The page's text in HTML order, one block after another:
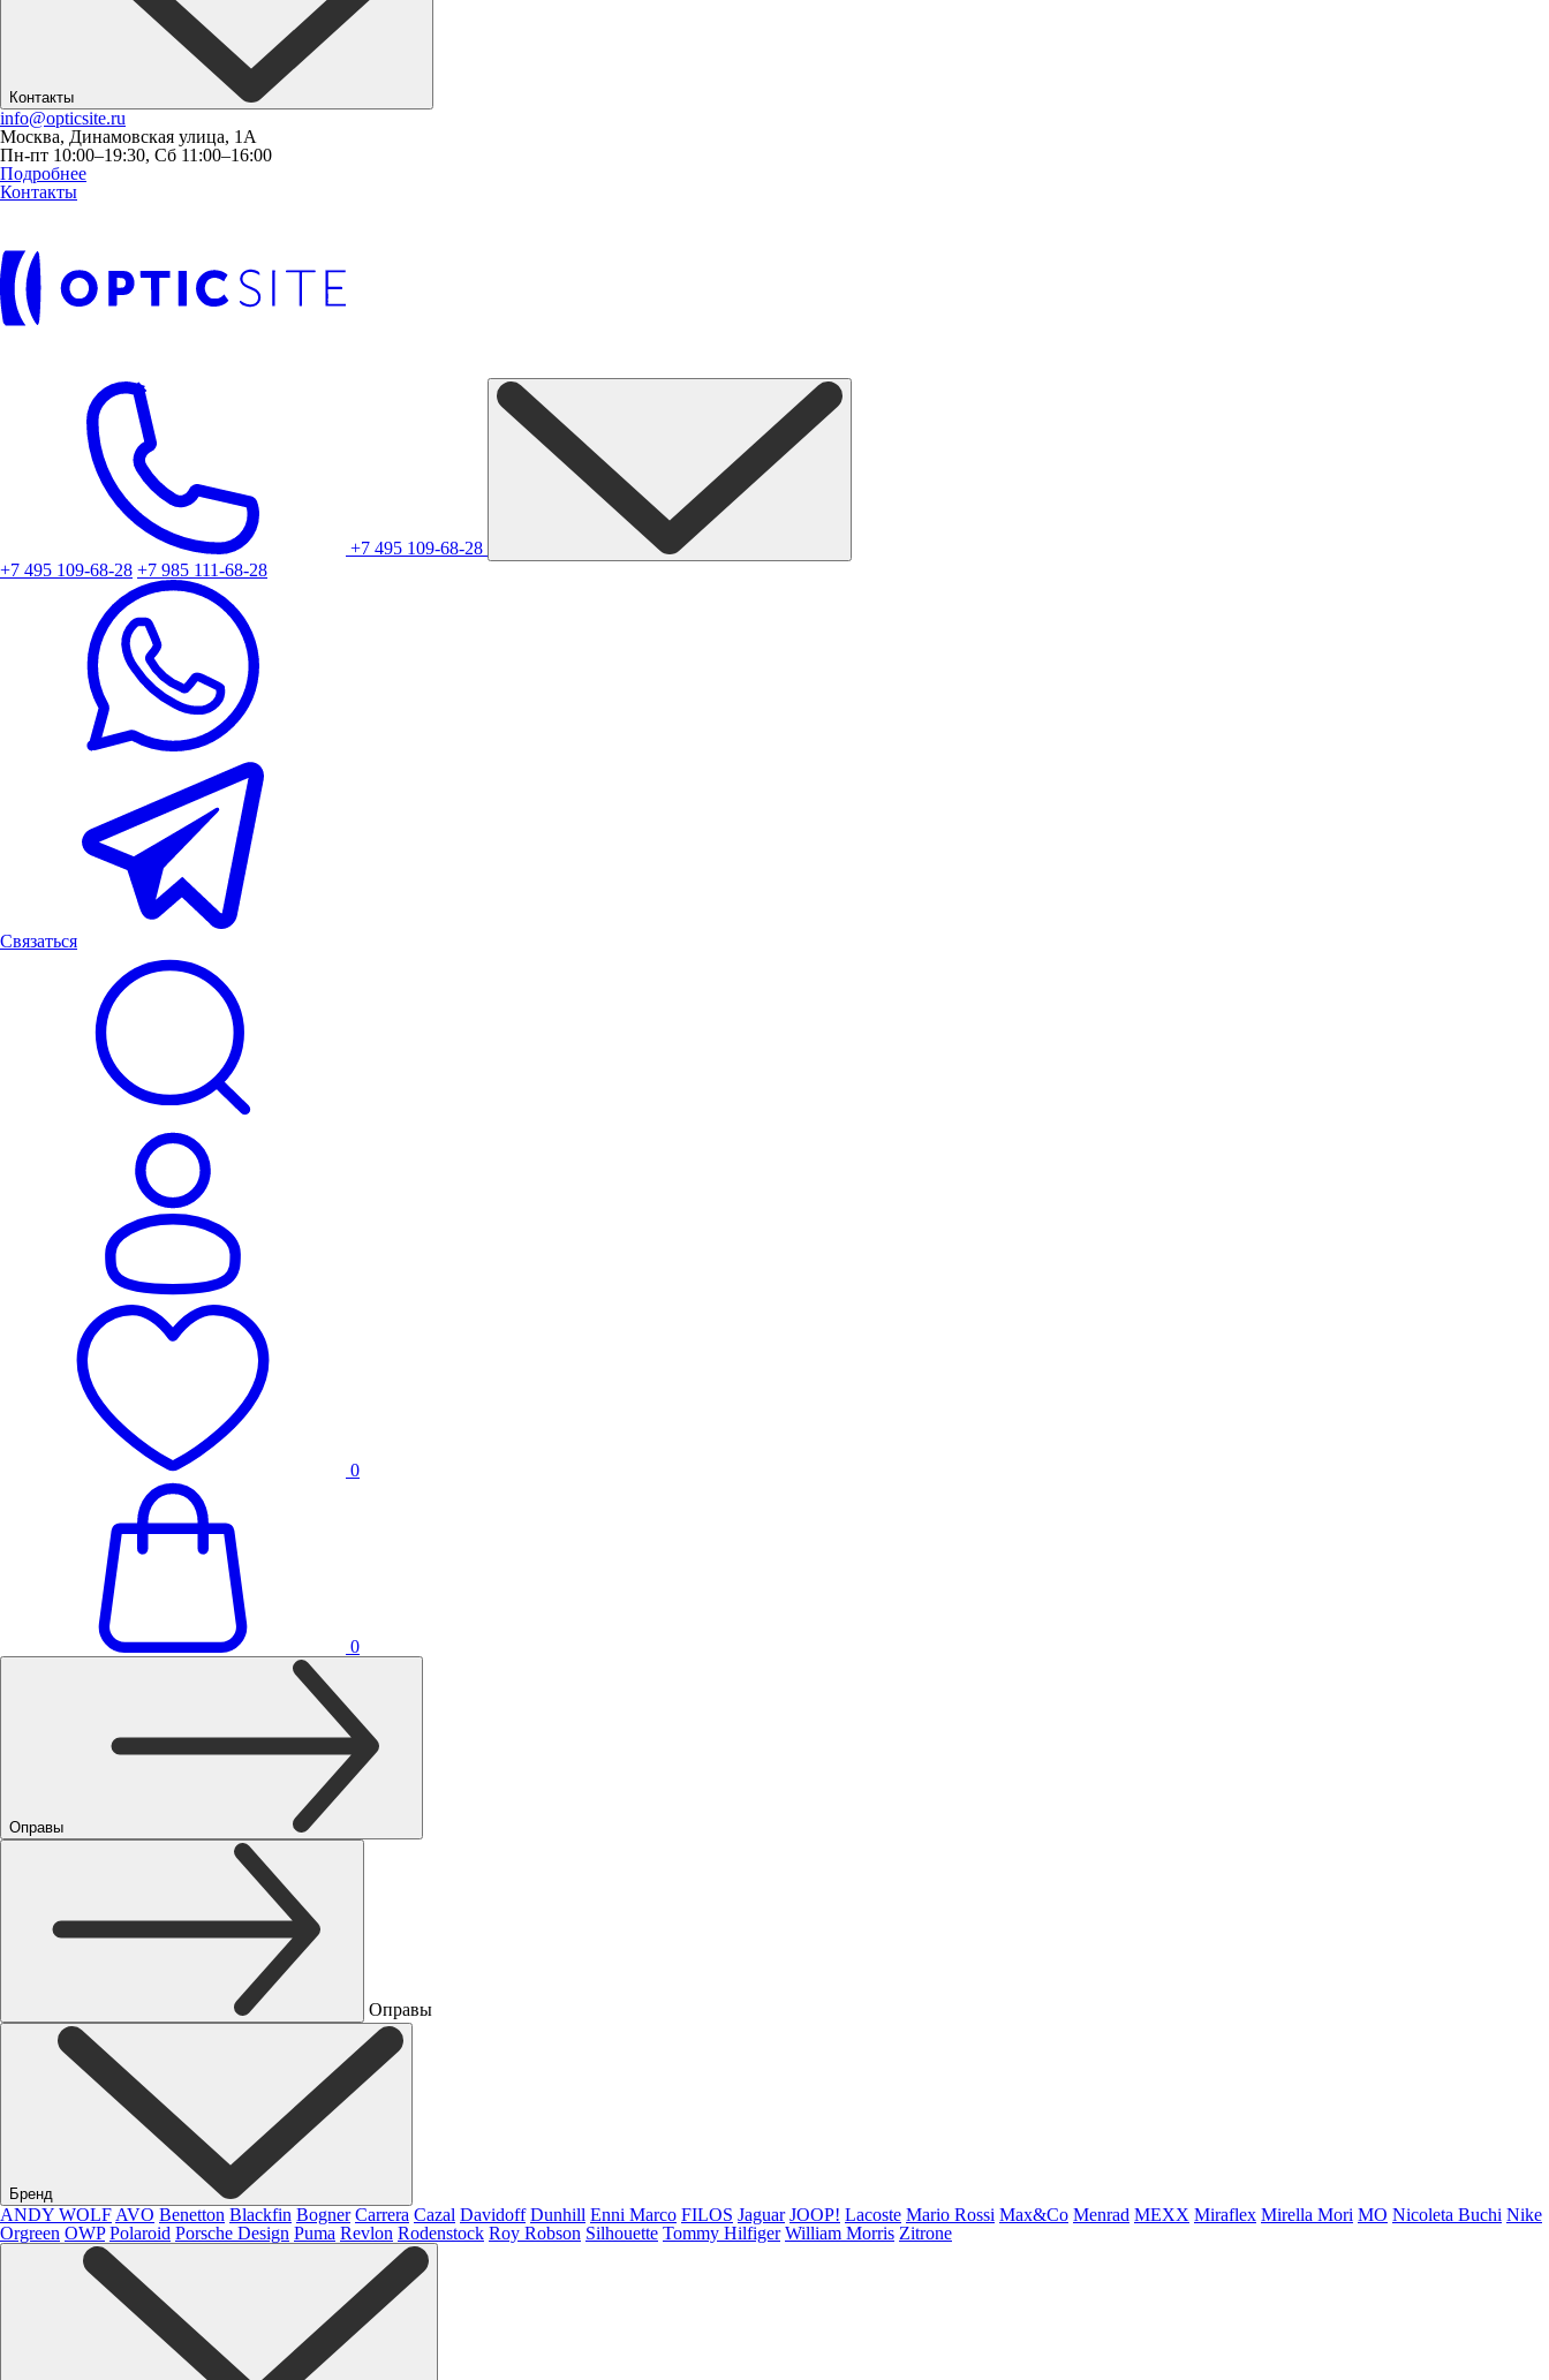
Контакты
info@opticsite.ru
Москва, Динамовская улица, 1А
Пн-пт 10:00–19:30, Сб 11:00–16:00
Подробнее
Контакты
+7 495 109-68-28
+7 495 109-68-28 +7 985 111-68-28
Связаться
0
0
Оправы
Оправы
Бренд
ANDY WOLF AVO Benetton Blackfin Bogner Carrera Cazal Davidoff Dunhill Enni Marco FILOS Jaguar JOOP! Lacoste Mario Rossi Max&Co Menrad MEXX Miraflex Mirella Mori MO Nicoleta Buchi Nike
Orgreen OWP Polaroid Porsche Design Puma Revlon Rodenstock Roy Robson Silhouette Tommy Hilfiger William Morris Zitrone